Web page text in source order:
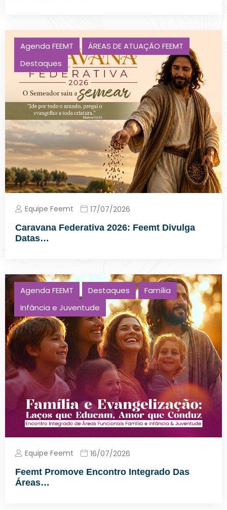
Agenda FEEMT
ÁREAS DE ATUAÇÃO FEEMT
Destaques
Equipe Feemt
17/07/2026
Caravana Federativa 2026: Feemt Divulga
Datas…
Agenda FEEMT Destaques
Família
Infância e Juventude
Equipe Feemt
16/07/2026
Feemt Promove Encontro Integrado Das
Áreas…